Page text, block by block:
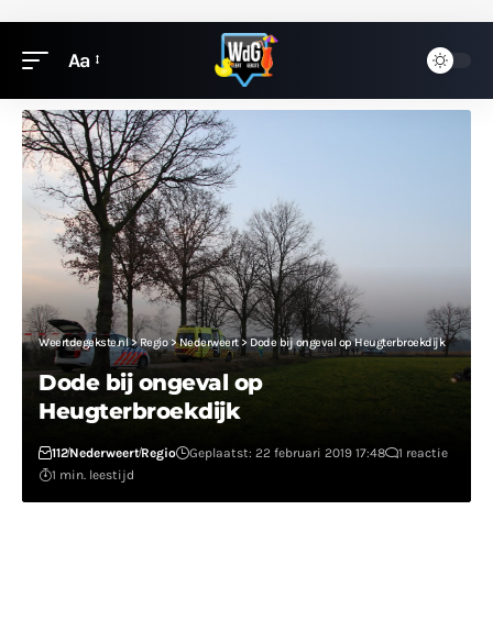
Aa
Weertdegekste.nl>Regio>Nederweert>Dode bij ongeval op Heugterbroekdijk
Dode bij ongeval op
Heugterbroekdijk
112NederweertRegio Geplaatst: 22 februari 2019 17:48
1 reactie
1 min. leestijd